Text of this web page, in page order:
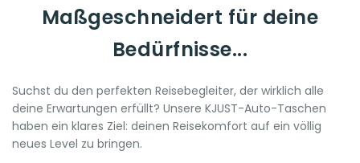
Maßgeschneidert für deine
Bedürfnisse...
Suchst du den perfekten Reisebegleiter, der wirklich alle
deine Erwartungen erfüllt? Unsere KJUST-Auto-Taschen
haben ein klares Ziel: deinen Reisekomfort auf ein völlig
neues Level zu bringen.